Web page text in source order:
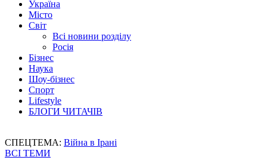
Україна
Місто
Світ
Всі новини розділу
Росія
Бізнес
Наука
Шоу-бізнес
Спорт
Lifestyle
БЛОГИ ЧИТАЧІВ
СПЕЦТЕМА: Війна в Ірані
ВСІ ТЕМИ